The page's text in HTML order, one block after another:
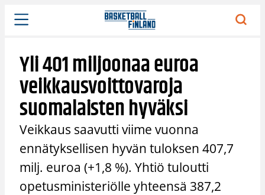
Siirry
sisältöön
Yli 401 miljoonaa euroa
veikkausvoittovaroja
suomalaisten hyväksi
Veikkaus saavutti viime vuonna
ennätyksellisen hyvän tuloksen 407,7
milj. euroa (+1,8 %). Yhtiö tuloutti
opetusministeriölle yhteensä 387,2